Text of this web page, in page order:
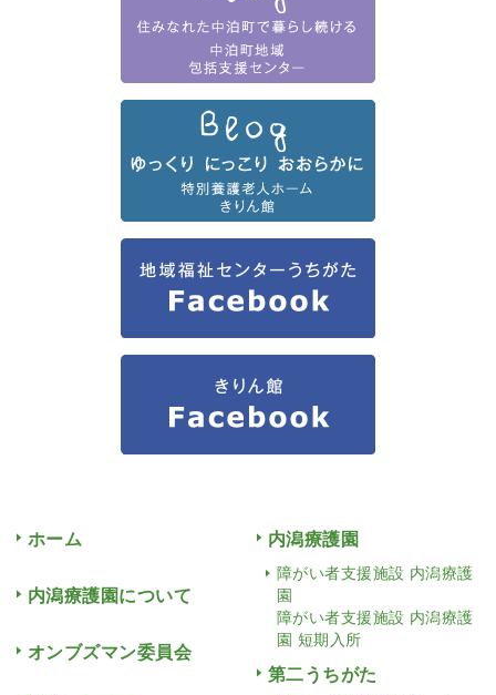
ホーム
内潟療護園について
オンブズマン委員会
内潟療護園
障がい者支援施設 内潟療護
園
障がい者支援施設 内潟療護
園 短期入所
第二うちがた